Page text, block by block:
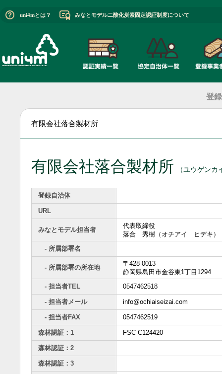
uni4mとは？ みなとモデル二酸化炭素固定認証制度について
登
有限会社落合製材所
有限会社落合製材所 （ユウゲン
登録自治体
URL
みなとモデル担当者
代表取締役
落合 秀樹（オチアイ ヒデキ）
- 所属部署名
- 所属部署の所在地
〒428-0013
静岡県島田市金谷東1丁目1294
- 担当者TEL
0547462518
- 担当者メール info@ochiaiseizai.com
- 担当者FAX 0547462519
森林認証：1 FSC C124420
森林認証：2
森林認証：3